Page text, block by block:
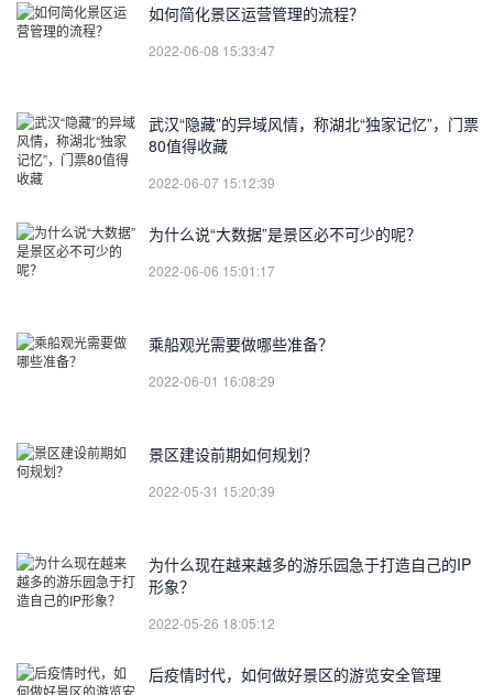
如何简化景区运营管理的流程？
2022-06-08 15:33:47
武汉“隐藏”的异域风情，称湖北“独家记忆”，门票
80值得收藏
2022-06-07 15:12:39
为什么说“大数据”是景区必不可少的呢？
2022-06-06 15:01:17
乘船观光需要做哪些准备？
2022-06-01 16:08:29
景区建设前期如何规划？
2022-05-31 15:20:39
为什么现在越来越多的游乐园急于打造自己的IP
形象？
2022-05-26 18:05:12
后疫情时代，如何做好景区的游览安全管理